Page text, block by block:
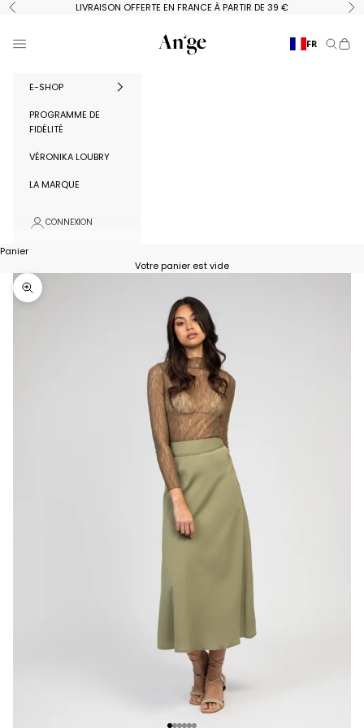
Passer au contenu
Précédent LIVRAISON OFFERTE EN FRANCE À PARTIR DE 39 €
Ange Paris
Menu FR
E-SHOP
PROGRAMME DE
FIDÉLITÉ
VÉRONIKA LOUBRY
LA MARQUE
CONNEXION
Panier
Votre panier est vide
Zoomer sur l'image